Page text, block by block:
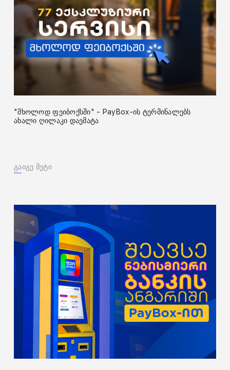
"მხოლოდ ფეიბოქსში" - PayBox-ის ტერმინალებს
ახალი ღილაკი დაემატა
გაიგე მეტი